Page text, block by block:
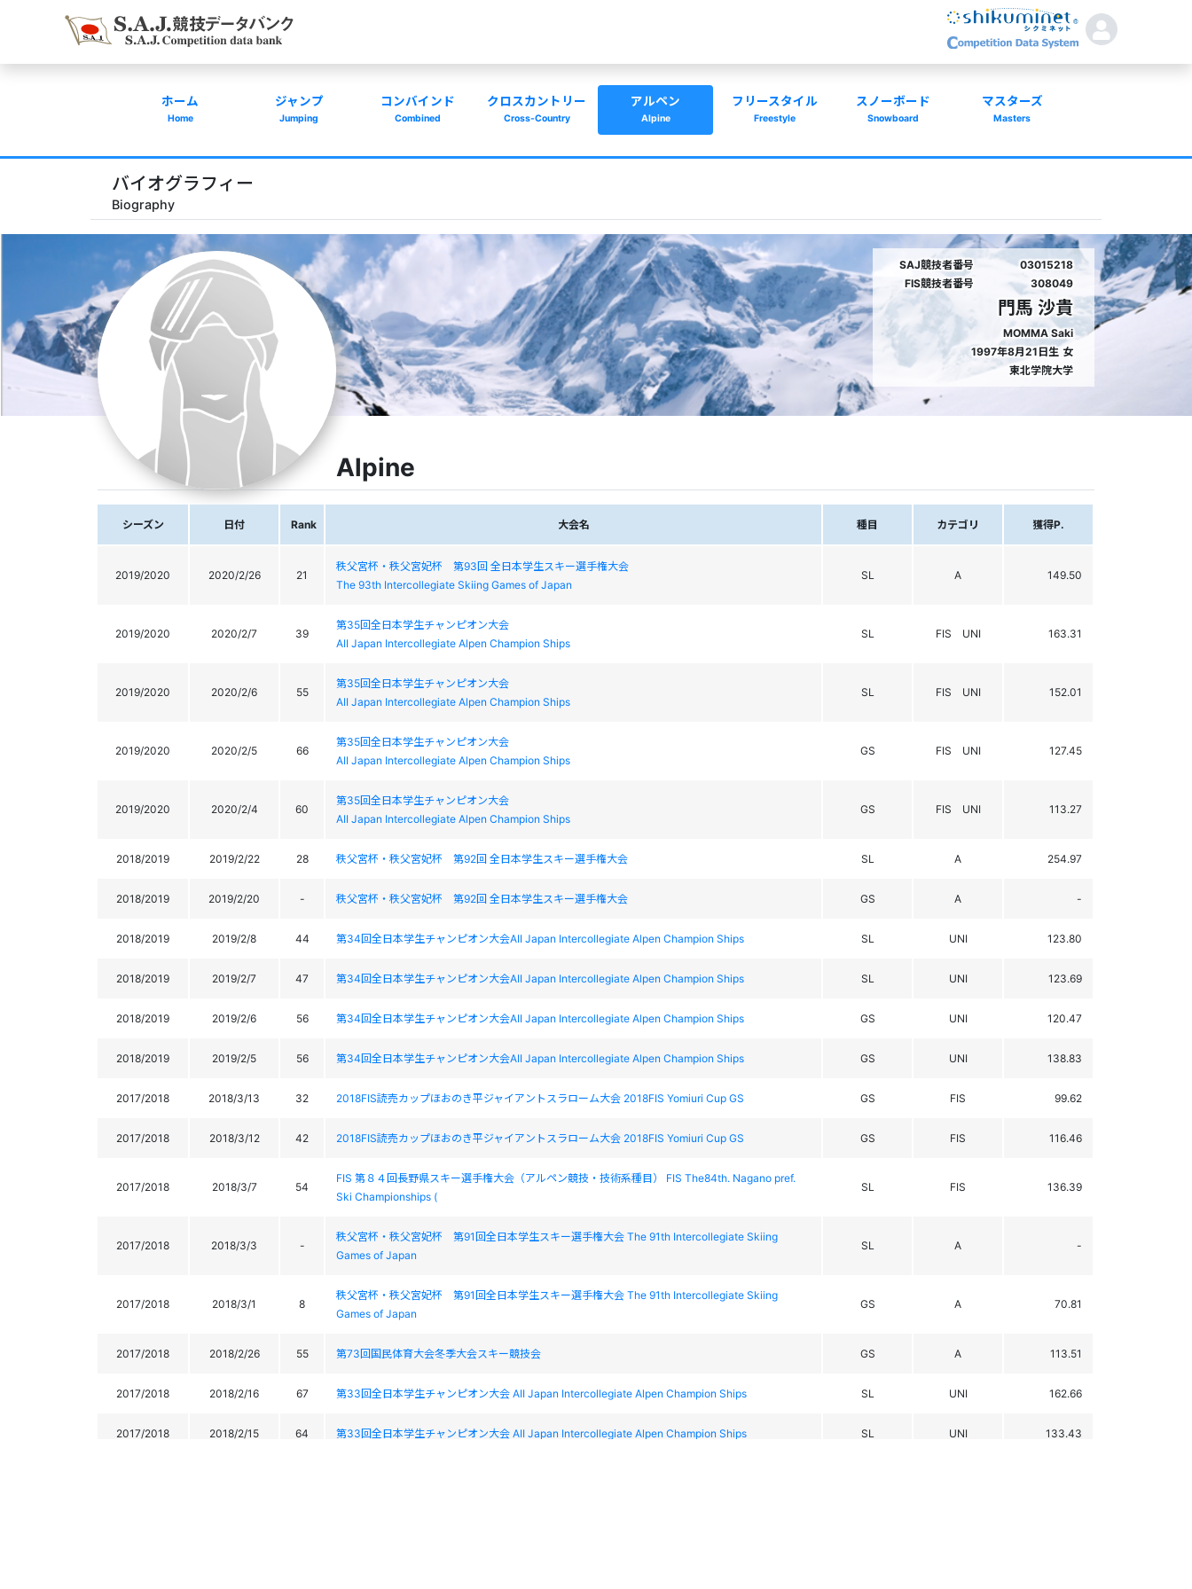
ホーム
Home
ジャンプ
Jumping
コンバインド
Combined
クロスカントリー
Cross-Country
アルペン
Alpine
フリースタイル
Freestyle
スノーボード
Snowboard
マスターズ
Masters
バイオグラフィー
Biography
SAJ競技者番号
03015218
FIS競技者番号
308049
門馬 沙貴
MOMMA Saki
1997年8月21日生 女
東北学院大学
Alpine
シーズン 日付 Rank 大会名 種目 カテゴリ 獲得P.
2019/2020 2020/2/26 21
秩父宮杯・秩父宮妃杯 第93回 全日本学生スキー選手権大会
The 93th Intercollegiate Skiing Games of Japan
SL A 149.50
2019/2020 2020/2/7 39
第35回全日本学生チャンピオン大会
AII Japan Intercollegiate Alpen Champion Ships
SL FIS UNI 163.31
2019/2020 2020/2/6 55
第35回全日本学生チャンピオン大会
AII Japan Intercollegiate Alpen Champion Ships
SL FIS UNI 152.01
2019/2020 2020/2/5 66
第35回全日本学生チャンピオン大会
AII Japan Intercollegiate Alpen Champion Ships
GS FIS UNI 127.45
2019/2020 2020/2/4 60
第35回全日本学生チャンピオン大会
AII Japan Intercollegiate Alpen Champion Ships
GS FIS UNI 113.27
2018/2019 2019/2/22 28 秩父宮杯・秩父宮妃杯 第92回 全日本学生スキー選手権大会 SL A 254.97
2018/2019 2019/2/20 - 秩父宮杯・秩父宮妃杯 第92回 全日本学生スキー選手権大会 GS A -
2018/2019 2019/2/8 44 第34回全日本学生チャンピオン大会AII Japan Intercollegiate Alpen Champion Ships SL UNI 123.80
2018/2019 2019/2/7 47 第34回全日本学生チャンピオン大会AII Japan Intercollegiate Alpen Champion Ships SL UNI 123.69
2018/2019 2019/2/6 56 第34回全日本学生チャンピオン大会AII Japan Intercollegiate Alpen Champion Ships GS UNI 120.47
2018/2019 2019/2/5 56 第34回全日本学生チャンピオン大会AII Japan Intercollegiate Alpen Champion Ships GS UNI 138.83
2017/2018 2018/3/13 32 2018FIS読売カップほおのき平ジャイアントスラローム大会 2018FIS Yomiuri Cup GS GS FIS 99.62
2017/2018 2018/3/12 42 2018FIS読売カップほおのき平ジャイアントスラローム大会 2018FIS Yomiuri Cup GS GS FIS 116.46
2017/2018 2018/3/7 54
FIS 第８４回長野県スキー選手権大会（アルペン競技・技術系種目） FIS The84th. Nagano pref.
Ski Championships (
SL FIS 136.39
2017/2018 2018/3/3 -
秩父宮杯・秩父宮妃杯 第91回全日本学生スキー選手権大会 The 91th Intercollegiate Skiing
Games of Japan
SL A -
2017/2018 2018/3/1 8
秩父宮杯・秩父宮妃杯 第91回全日本学生スキー選手権大会 The 91th Intercollegiate Skiing
Games of Japan
GS A 70.81
2017/2018 2018/2/26 55 第73回国民体育大会冬季大会スキー競技会 GS A 113.51
2017/2018 2018/2/16 67 第33回全日本学生チャンピオン大会 AII Japan Intercollegiate Alpen Champion Ships SL UNI 162.66
2017/2018 2018/2/15 64 第33回全日本学生チャンピオン大会 AII Japan Intercollegiate Alpen Champion Ships SL UNI 133.43